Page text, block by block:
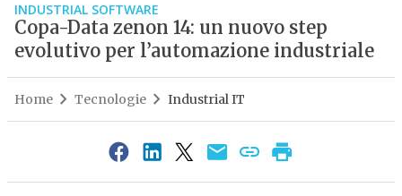
INDUSTRIAL SOFTWARE
Copa-Data zenon 14: un nuovo step
evolutivo per l’automazione industriale
Home Tecnologie Industrial IT